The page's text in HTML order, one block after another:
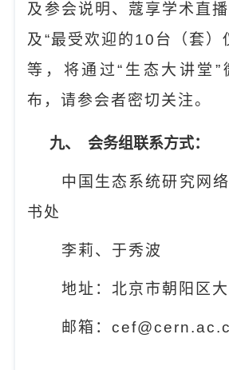
及参会说明、蔻享学术直
及“最受欢迎的10 台（套）
等，将通过“ 生态大讲堂 ”
布，请参会者密切关注。
九、会务组联系方式：
中国生态系统研究网
书处
李莉、于秀波
地址：北京市朝阳区
邮箱：